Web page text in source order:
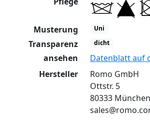
Musterung Uni
Transparenz dicht
ansehen
Datenblatt auf
Hersteller
Romo GmbH
Ottstr. 5
80333 München